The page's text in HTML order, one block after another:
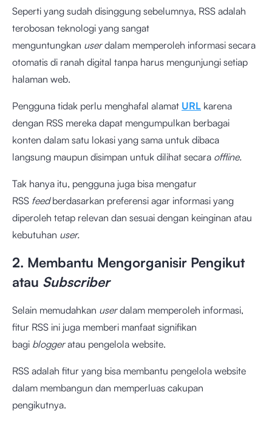
Seperti yang sudah disinggung sebelumnya, RSS adalah
terobosan teknologi yang sangat
menguntungkan userdalam memperoleh informasi secara
otomatis di ranah digital tanpa harus mengunjungi setiap
halaman web.
Pengguna tidak perlu menghafal alamat URL karena
dengan RSS mereka dapat mengumpulkan berbagai
konten dalam satu lokasi yang sama untuk dibaca
langsung maupun disimpan untuk dilihat secara offline.
Tak hanya itu, pengguna juga bisa mengatur
RSS feedberdasarkan preferensi agar informasi yang
diperoleh tetap relevan dan sesuai dengan keinginan atau
kebutuhan user.
2. Membantu Mengorganisir Pengikut
atau Subscriber
Selain memudahkan userdalam memperoleh informasi,
fitur RSS ini juga memberi manfaat signifikan
bagi bloggeratau pengelola website.
RSS adalah fitur yang bisa membantu pengelola website
dalam membangun dan memperluas cakupan
pengikutnya.